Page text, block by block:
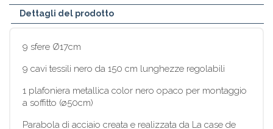
Dettagli del prodotto
9 sfere Ø17cm
9 cavi tessili nero da 150 cm lunghezze regolabili
1 plafoniera metallica color nero opaco per montaggio
a soffitto (ø50cm)
Parabola di acciaio creata e realizzata da La case de